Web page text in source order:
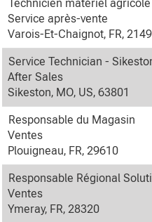
Technicien matériel agricole
Service après-vente
Varois-Et-Chaignot, FR,
Service Technician -
After Sales
Sikeston, MO, US, 63801
Responsable du Magasin
Ventes
Plouigneau, FR, 29610
Responsable Régional
Ventes
Ymeray, FR, 28320